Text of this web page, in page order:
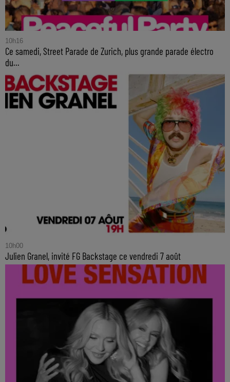
10h16
Ce samedi, Street Parade de Zurich, plus grande parade électro
du...
10h00
Julien Granel, invité FG Backstage ce vendredi 7 août